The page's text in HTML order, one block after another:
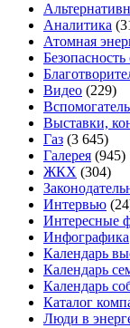
Аналитика
Атомная
Видео (229)
Выставки,
Газ (3 645)
Галерея (945)
ЖКХ (304)
Интервью
Интересные
Инфографика
Календарь
Календарь
Календарь
Каталог
Люди в